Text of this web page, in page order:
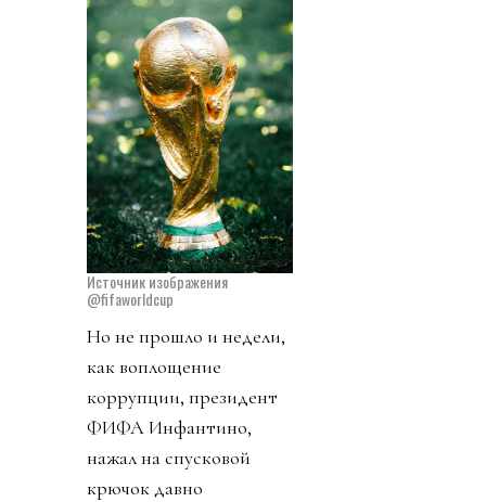
Источник изображения
@fifaworldcup
Но не прошло и недели,
как воплощение
коррупции, президент
ФИФА Инфантино,
нажал на спусковой
крючок давно